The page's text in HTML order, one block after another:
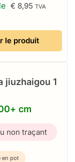
€ 8,95 TVA
le produit
jiuzhaigou 1
cm
non traçant
en pot